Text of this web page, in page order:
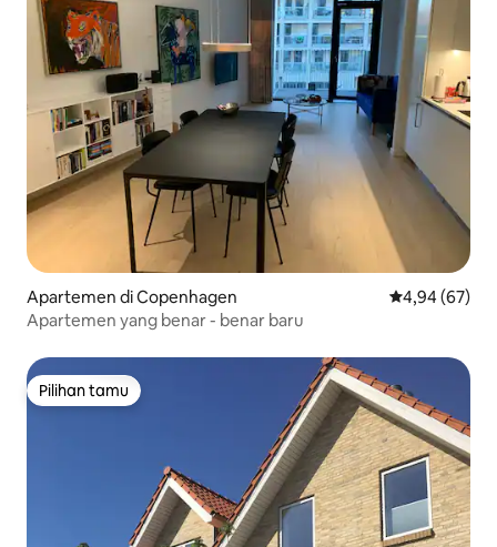
Apartemen di Copenhagen Nilai rata-rata
4,94 (67)
Apartemen yang benar - benar baru
Pilihan tamu
Pilihan tamu